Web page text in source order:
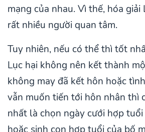
mạng của nhau. Vì thế, hóa giải
rất nhiều người quan tâm.
Tuy nhiên, nếu có thể thì tốt
Lục hại không nên kết thành
không may đã kết hôn hoặc
vẫn muốn tiến tới hôn nhân thì
nhất là chọn ngày cưới hợp
hoặc sinh con hợp tuổi của bố